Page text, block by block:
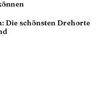
Die schönsten Drehorte